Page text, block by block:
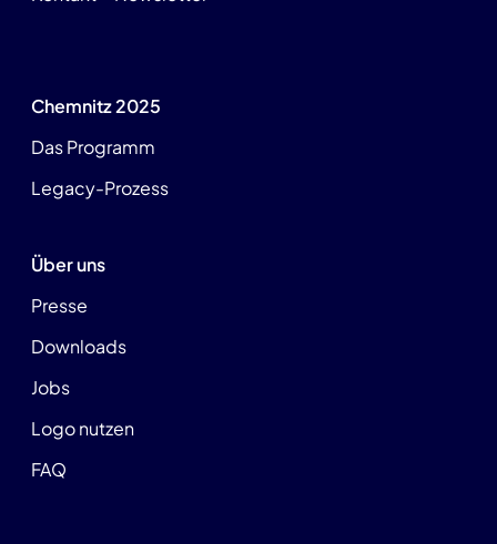
Chemnitz 2025
Das Programm
Legacy-Prozess
Über uns
Presse
Downloads
Jobs
Logo nutzen
FAQ